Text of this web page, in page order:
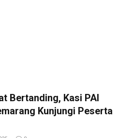
Bertanding, Kasi PAI
Kunjungi Peserta